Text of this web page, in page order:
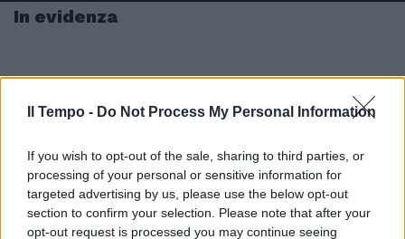
Il Tempo - Do Not Process My Personal Information
If you wish to opt-out of the sale, sharing to third parties, or
processing of your personal or sensitive information for
targeted advertising by us, please use the below opt-out
section to confirm your selection. Please note that after your
opt-out request is processed you may continue seeing
In evidenza